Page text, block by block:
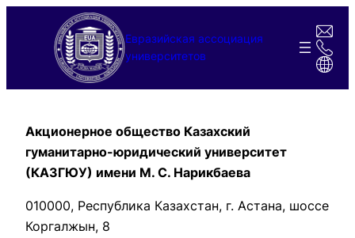
содержимому
Евразийская ассоциация
университетов
Акционерное общество Казахский
гуманитарно-юридический университет
(КАЗГЮУ) имени М. С. Нарикбаева
010000, Республика Казахстан, г. Астана, шоссе
Коргалжын, 8